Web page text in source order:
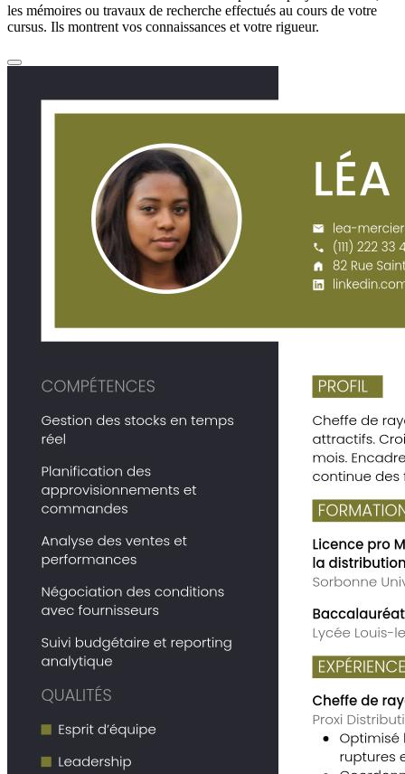
les mémoires ou travaux de recherche effectués au cours de votre
cursus. Ils montrent vos connaissances et votre rigueur.